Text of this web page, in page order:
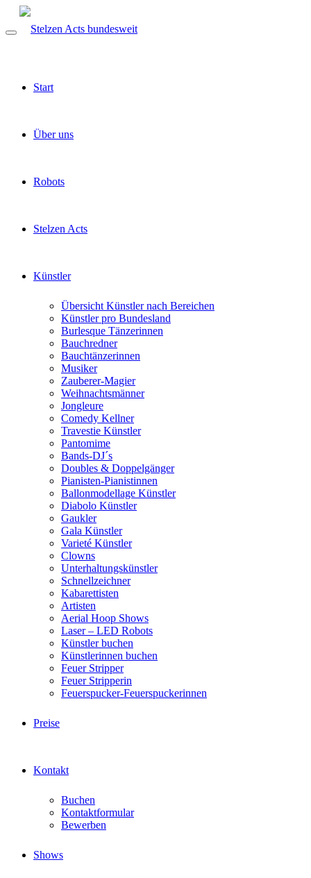
Start
Über uns
Robots
Stelzen Acts
Künstler
Übersicht Künstler nach Bereichen
Künstler pro Bundesland
Burlesque Tänzerinnen
Bauchredner
Bauchtänzerinnen
Musiker
Zauberer-Magier
Weihnachtsmänner
Jongleure
Comedy Kellner
Travestie Künstler
Pantomime
Bands-DJ´s
Doubles & Doppelgänger
Pianisten-Pianistinnen
Ballonmodellage Künstler
Diabolo Künstler
Gaukler
Gala Künstler
Varieté Künstler
Clowns
Unterhaltungskünstler
Schnellzeichner
Kabarettisten
Artisten
Aerial Hoop Shows
Laser – LED Robots
Künstler buchen
Künstlerinnen buchen
Feuer Stripper
Feuer Stripperin
Feuerspucker-Feuerspuckerinnen
Preise
Kontakt
Buchen
Kontaktformular
Bewerben
Shows